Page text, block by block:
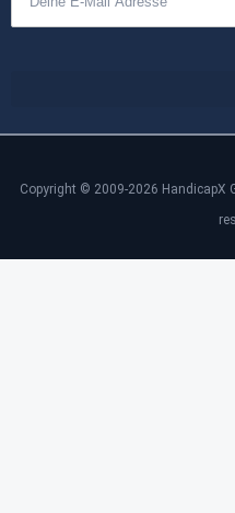
Copyright © 2009-2026 HandicapX